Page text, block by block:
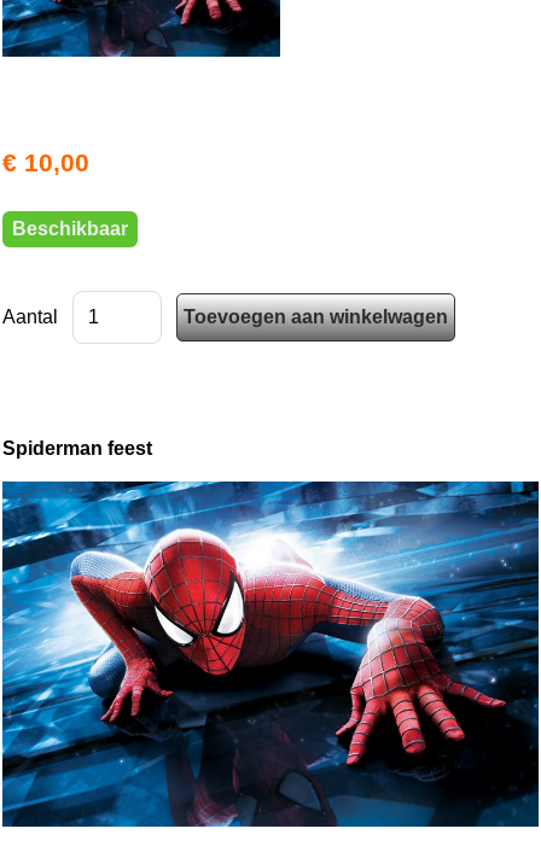
€ 10,00
Beschikbaar
Aantal
Spiderman feest